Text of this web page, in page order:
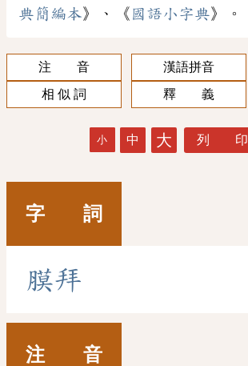
典簡編本》、《 國語小字典》。
注 音
漢語拼音
相 似 詞
釋 義
小 中 大 列 印
字 詞
膜拜
注 音